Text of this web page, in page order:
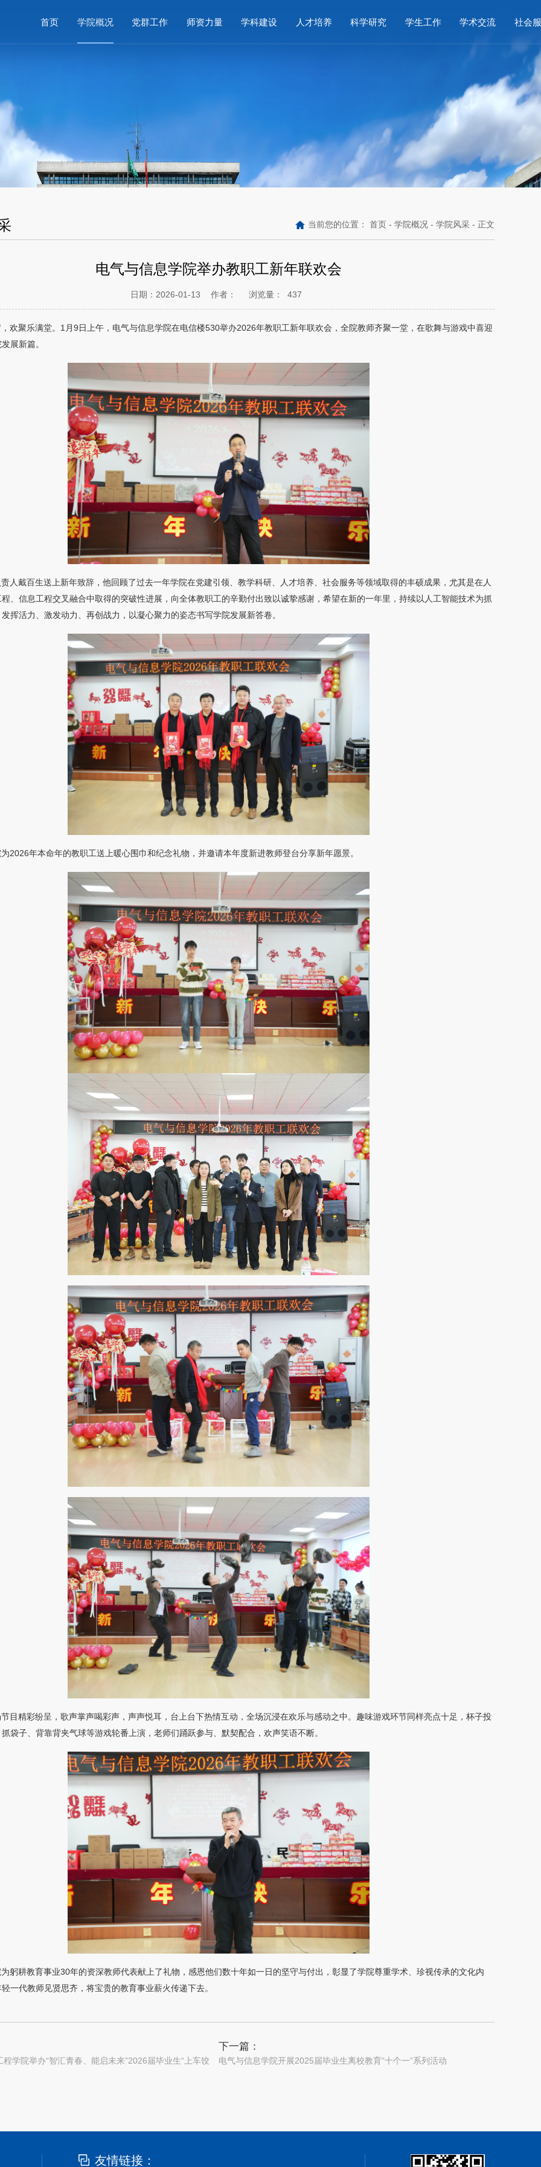
首页 学院概况 党群工作 师资力量 学科建设 人才培养 科学研究 学生工作 学术交流 社会
当前您的位置： 首页 - 学院概况 - 学院风采 - 正文
电气与信息学院举办教职工新年联欢会
日期：2026-01-13 作者： 浏览量： 437
欢聚乐满堂。1月9日上午，电气与信息学院在电信楼530举办2026年教职工新年联欢会，全院教师齐聚一堂，在歌舞与游戏中喜迎
展新篇。
人戴百生送上新年致辞，他回顾了过去一年学院在党建引领、教学科研、人才培养、社会服务等领域取得的丰硕成果，尤其是在人
、信息工程交叉融合中取得的突破性进展，向全体教职工的辛勤付出致以诚挚感谢，希望在新的一年里，持续以人工智能技术为抓
挥活力、激发动力、再创战力，以凝心聚力的姿态书写学院发展新答卷。
2026年本命年的教职工送上暖心围巾和纪念礼物，并邀请本年度新进教师登台分享新年愿景。
目精彩纷呈，歌声掌声喝彩声，声声悦耳，台上台下热情互动，全场沉浸在欢乐与感动之中。趣味游戏环节同样亮点十足，杯子投
袋子、背靠背夹气球等游戏轮番上演，老师们踊跃参与、默契配合，欢声笑语不断。
躬耕教育事业30年的资深教师代表献上了礼物，感恩他们数十年如一日的坚守与付出，彰显了学院尊重学术、珍视传承的文化内
一代教师见贤思齐，将宝贵的教育事业薪火传递下去。
程学院举办“智汇青春、能启未来”2026届毕业生“上车饺
下一篇：
电气与信息学院开展2025届毕业生离校教育“十个一”系列活动
友情链接：